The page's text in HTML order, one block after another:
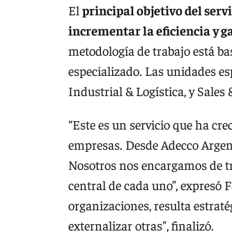
El principal objetivo del
incrementar la eficiencia y
metodología de trabajo está
especializado. Las unidades
Industrial & Logística, y Sales
“Este es un servicio que ha
empresas. Desde Adecco
Nosotros nos encargamos de
central de cada uno”, expresó
organizaciones, resulta
externalizar otras", finalizó.